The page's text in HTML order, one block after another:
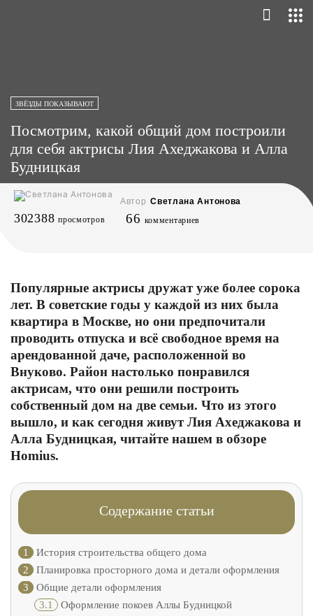
ЗВЁЗДЫ ПОКАЗЫВАЮТ
Посмотрим, какой общий дом построили
для себя актрисы Лия Ахеджакова и Алла
Будницкая
Автор Светлана Антонова
302388 просмотров 66 комментариев
Популярные актрисы дружат уже более сорока
лет. В советские годы у каждой из них была
квартира в Москве, но они предпочитали
проводить отпуска и всё свободное время на
арендованной даче, расположенной во
Внуково. Район настолько понравился
актрисам, что они решили построить
собственный дом на две семьи. Что из этого
вышло, и как сегодня живут Лия Ахеджакова и
Алла Будницкая, читайте нашем в обзоре
Homius.
Содержание статьи
1
История строительства общего дома
2
Планировка просторного дома и детали оформления
3
Общие детали оформления
3.1 Оформление покоев Аллы Будницкой